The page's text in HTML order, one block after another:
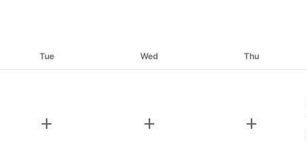
Tue Wed Thu
add add add